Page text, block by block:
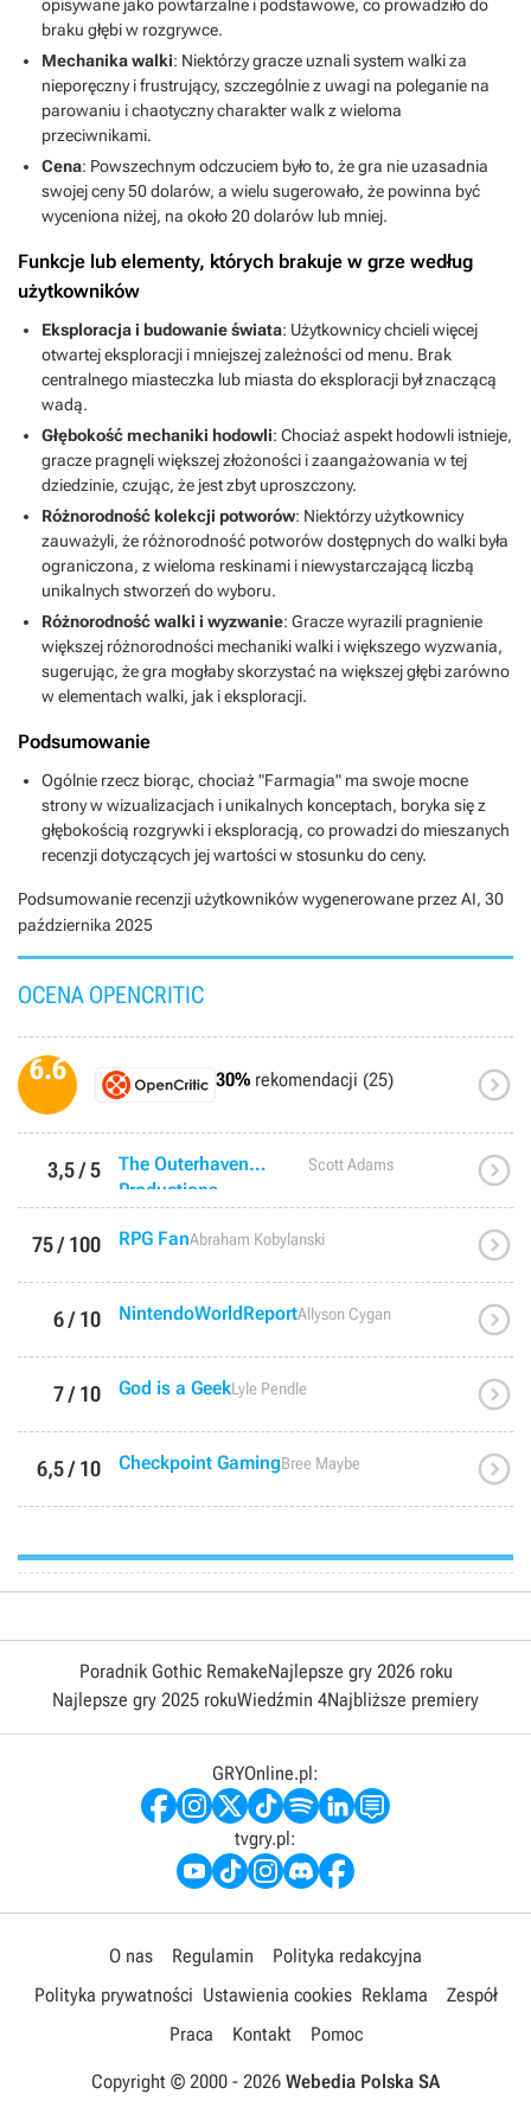
opisywane jako powtarzalne i podstawowe, co prowadziło do
braku głębi w rozgrywce.
Mechanika walki: Niektórzy gracze uznali system walki za
nieporęczny i frustrujący, szczególnie z uwagi na poleganie na
parowaniu i chaotyczny charakter walk z wieloma
przeciwnikami.
Cena: Powszechnym odczuciem było to, że gra nie uzasadnia
swojej ceny 50 dolarów, a wielu sugerowało, że powinna być
wyceniona niżej, na około 20 dolarów lub mniej.
Funkcje lub elementy, których brakuje w grze według
użytkowników
Eksploracja i budowanie świata: Użytkownicy chcieli więcej
otwartej eksploracji i mniejszej zależności od menu. Brak
centralnego miasteczka lub miasta do eksploracji był znaczącą
wadą.
Głębokość mechaniki hodowli: Chociaż aspekt hodowli istnieje,
gracze pragnęli większej złożoności i zaangażowania w tej
dziedzinie, czując, że jest zbyt uproszczony.
Różnorodność kolekcji potworów: Niektórzy użytkownicy
zauważyli, że różnorodność potworów dostępnych do walki była
ograniczona, z wieloma reskinami i niewystarczającą liczbą
unikalnych stworzeń do wyboru.
Różnorodność walki i wyzwanie: Gracze wyrazili pragnienie
większej różnorodności mechaniki walki i większego wyzwania,
sugerując, że gra mogłaby skorzystać na większej głębi zarówno
w elementach walki, jak i eksploracji.
Podsumowanie
Ogólnie rzecz biorąc, chociaż "Farmagia" ma swoje mocne
strony w wizualizacjach i unikalnych konceptach, boryka się z
głębokością rozgrywki i eksploracją, co prowadzi do mieszanych
recenzji dotyczących jej wartości w stosunku do ceny.
Podsumowanie recenzji użytkowników wygenerowane przez AI, 30
października 2025
OCENA OPENCRITIC
6.6 30% rekomendacji (25) 
3,5 / 5
The Outerhaven
Productions
Scott Adams 
75 / 100 RPG FanAbraham Kobylanski 
6 / 10 NintendoWorldReportAllyson Cygan 
7 / 10 God is a GeekLyle Pendle 
6,5 / 10 Checkpoint GamingBree Maybe 
Poradnik Gothic RemakeNajlepsze gry 2026 roku
Najlepsze gry 2025 rokuWiedźmin 4Najbliższe premiery
GRYOnline.pl:
tvgry.pl:
O nas Regulamin
Polityka redakcyjna
Polityka prywatności Ustawienia cookies Reklama
Zespół
Praca
Kontakt Pomoc
Copyright © 2000 - 2026 Webedia Polska SA